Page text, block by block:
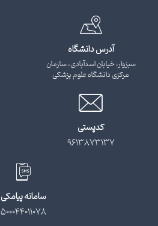
آدرس دانشگاه
سبزوار، خیابان اسدآبادی، سازمان
مرکزی دانشگاه علوم پزشکی
کدپستی
9613873137
سامانه پیامکی
500044011078